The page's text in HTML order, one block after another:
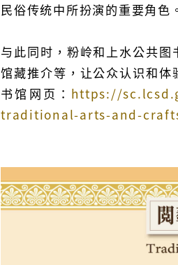
民俗传统中所扮演的重要角色
与此同时，粉岭和上水公共
馆藏推介等，让公众认识和
书馆网页： https://
traditional-arts-and-